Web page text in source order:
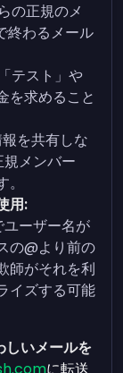
の正規のメ
わるメール
テスト」や
を求めること
を共有しな
メンバー
用:
ーザー名が
の@より前の
師がそれを利
イズする可能
しいメールを